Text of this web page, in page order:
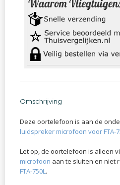
Omschrijving
Deze oortelefoon is aan de
luidspreker microfoon voor FTA-
Let op, de oortelefoon is alleen
microfoon aan te sluiten en niet
FTA-750L.